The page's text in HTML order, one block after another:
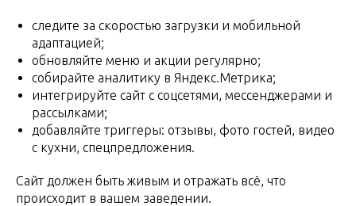
следите за скоростью загрузки и мобильной
адаптацией;
обновляйте меню и акции регулярно;
собирайте аналитику в Яндекс.Метрика;
интегрируйте сайт с соцсетями, мессенджерами и
рассылками;
добавляйте триггеры: отзывы, фото гостей, видео
с кухни, спецпредложения.
Сайт должен быть живым и отражать всё, что
происходит в вашем заведении.